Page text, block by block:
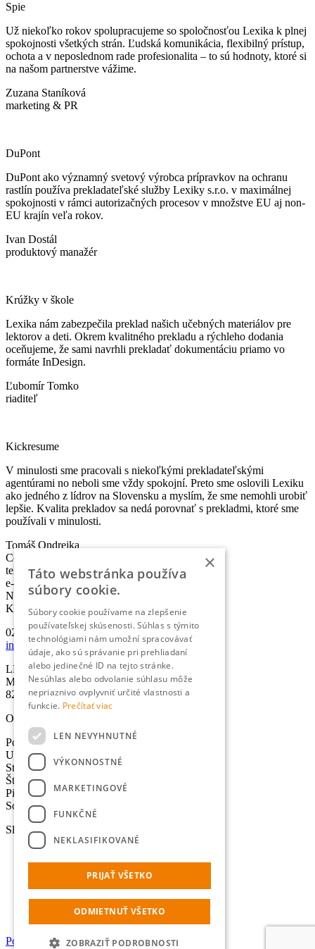
Spie
Už niekoľko rokov spolupracujeme so spoločnosťou Lexika k plnej
spokojnosti všetkých strán. Ľudská komunikácia, flexibilný prístup,
ochota a v neposlednom rade profesionalita – to sú hodnoty, ktoré si
na našom partnerstve vážime.
Zuzana Staníková
marketing & PR
DuPont
DuPont ako významný svetový výrobca prípravkov na ochranu
rastlín používa prekladateľské služby Lexiky s.r.o. v maximálnej
spokojnosti v rámci autorizačných procesov v množstve EU aj non-
EU krajín veľa rokov.
Ivan Dostál
produktový manažér
Krúžky v škole
Lexika nám zabezpečila preklad našich učebných materiálov pre
lektorov a deti. Okrem kvalitného prekladu a rýchleho dodania
oceňujeme, že sami navrhli prekladať dokumentáciu priamo vo
formáte InDesign.
Ľubomír Tomko
riaditeľ
Kickresume
V minulosti sme pracovali s niekoľkými prekladateľskými
agentúrami no neboli sme vždy spokojní. Preto sme oslovili Lexiku
ako jedného z lídrov na Slovensku a myslím, že sme nemohli urobiť
lepšie. Kvalita prekladov sa nedá porovnať s prekladmi, ktoré sme
používali v minulosti.
Tomáš Ondrejka
Co-founder & Head of Marketing
telefón: +421 2 5010 6700
e-mail:
info@lexika.sk
Nájdete nás:
Kontakty
02/501 067 00
info@lexika.sk
LEXIKA s.r.o.
Miletičova 21
821 09 Bratislava
Otváracie hodiny
Pondelok: 8:30-17:00 hod.
Utorok: 8:30-17:00 hod.
Streda: 8:30-17:00 hod.
Štvrtok: 8:30-17:00 hod.
Piatok: 8:30-17:00 hod.
Sobota - Nedeľa: Zatvorené
Služby
Úradné preklady
Lokalizácia
Výpočet normostrán
Online prekladač
Portál pre dodávateľov
×
Táto webstránka používa
súbory cookie.
Súbory cookie používame na zlepšenie
používateľskej skúsenosti. Súhlas s týmito
technológiami nám umožní spracovávať
údaje, ako sú správanie pri prehliadaní
alebo jedinečné ID na tejto stránke.
Nesúhlas alebo odvolanie súhlasu môže
nepriaznivo ovplyvniť určité vlastnosti a
funkcie. Prečítať viac
LEN NEVYHNUTNÉ
VÝKONNOSTNÉ
MARKETINGOVÉ
FUNKČNÉ
NEKLASIFIKOVANÉ
PRIJAŤ VŠETKO
ODMIETNUŤ VŠETKO
ZOBRAZIŤ PODROBNOSTI